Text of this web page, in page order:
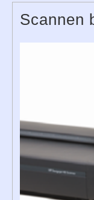
Home
Scannen